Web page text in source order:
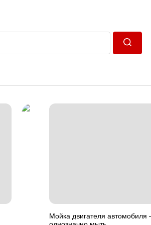
Мойка двигателя автомобиля